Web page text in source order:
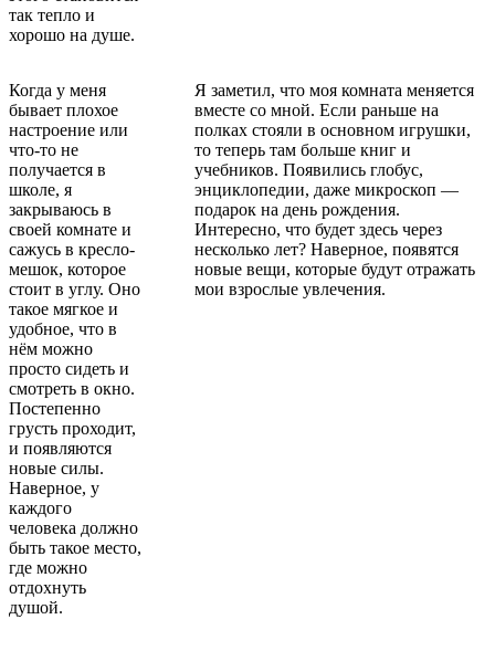
так тепло и
хорошо на душе.
Когда у меня
бывает плохое
настроение или
что-то не
получается в
школе, я
закрываюсь в
своей комнате и
сажусь в кресло-
мешок, которое
стоит в углу. Оно
такое мягкое и
удобное, что в
нём можно
просто сидеть и
смотреть в окно.
Постепенно
грусть проходит,
и появляются
новые силы.
Наверное, у
каждого
человека должно
быть такое место,
где можно
отдохнуть
душой.
Я заметил, что моя комната меняется
вместе со мной. Если раньше на
полках стояли в основном игрушки,
то теперь там больше книг и
учебников. Появились глобус,
энциклопедии, даже микроскоп —
подарок на день рождения.
Интересно, что будет здесь через
несколько лет? Наверное, появятся
новые вещи, которые будут отражать
мои взрослые увлечения.